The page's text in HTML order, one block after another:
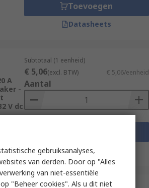
Toevoegen
Datasheets
A
-
V dc
Subtotaal (1 eenheid)
€ 5,06(excl. BTW) € 5,06/eenheid
Aantal
Datasheets
Subtotaal (1 eenheid)
gebruiksanalyses,
van derden. Door op "Alles
van niet-essentiële
"Beheer cookies". Als u dit niet